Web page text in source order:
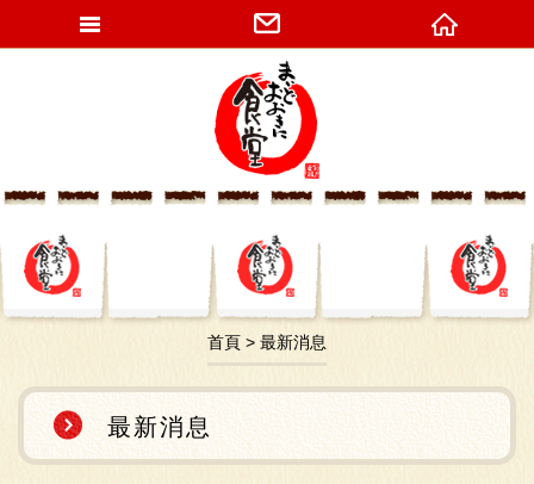
首頁 最新消息
最新消息